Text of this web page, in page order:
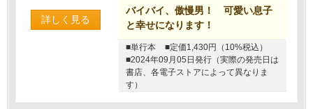
詳しく見る
バイバイ、傲慢男！ 可愛い息子
と幸せになります！
■単行本
■定価1,430円（10%税込）
■2024年09月05日発行（実際の発売日は
書店、各電子ストアによって異なりま
す）